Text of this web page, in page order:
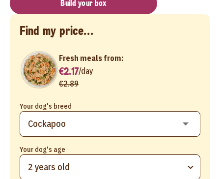
Build your box
Find my price...
Your dog's breed
Your dog's age
2 years old
Fresh meals from:
€2.17/day
€2.89